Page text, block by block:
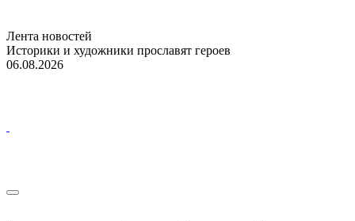
Лента новостей
Историки и художники прославят героев
06.08.2026